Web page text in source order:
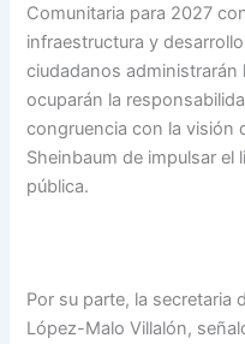
Comunitaria para 2027
infraestructura y
ciudadanos administrarán
ocuparán la
congruencia con la visión
Sheinbaum de impulsar el
pública.
Por su parte, la secretaria
López-Malo Villalón,